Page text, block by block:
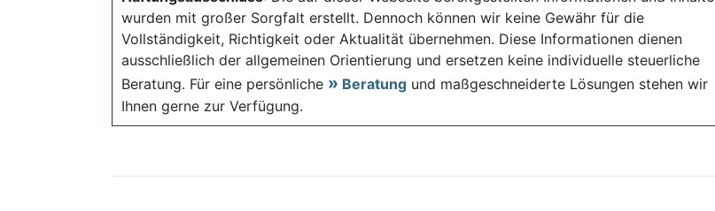
wurden mit großer Sorgfalt erstellt. Dennoch können wir keine Gewähr für die
Vollständigkeit, Richtigkeit oder Aktualität übernehmen. Diese Informationen dienen
ausschließlich der allgemeinen Orientierung und ersetzen keine individuelle steuerliche
Beratung. Für eine persönliche
Beratung und maßgeschneiderte Lösungen stehen wir
Ihnen gerne zur Verfügung.